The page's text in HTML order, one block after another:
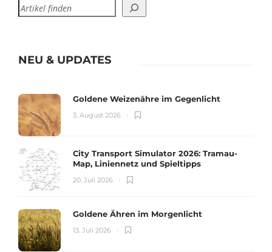
NEU & UPDATES
Goldene Weizenähre im Gegenlicht
3. August 2026
City Transport Simulator 2026: Tramau-
Map, Liniennetz und Spieltipps
20. Juli 2026
Goldene Ähren im Morgenlicht
13. Juli 2026